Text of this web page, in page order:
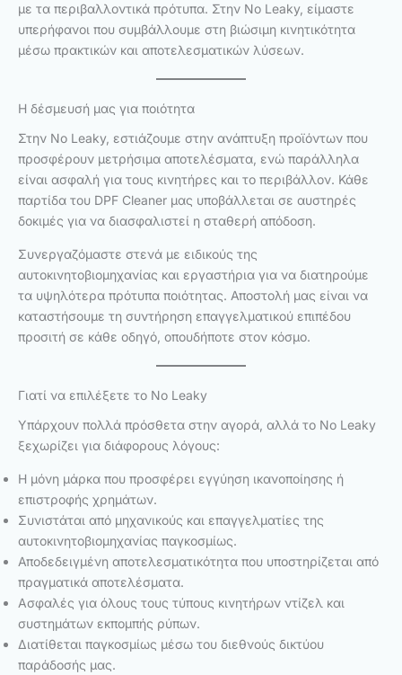
με τα περιβαλλοντικά πρότυπα. Στην No Leaky, είμαστε
υπερήφανοι που συμβάλλουμε στη βιώσιμη κινητικότητα
μέσω πρακτικών και αποτελεσματικών λύσεων.
Η δέσμευσή μας για ποιότητα
Στην No Leaky, εστιάζουμε στην ανάπτυξη προϊόντων που
προσφέρουν μετρήσιμα αποτελέσματα, ενώ παράλληλα
είναι ασφαλή για τους κινητήρες και το περιβάλλον. Κάθε
παρτίδα του DPF Cleaner μας υποβάλλεται σε αυστηρές
δοκιμές για να διασφαλιστεί η σταθερή απόδοση.
Συνεργαζόμαστε στενά με ειδικούς της
αυτοκινητοβιομηχανίας και εργαστήρια για να διατηρούμε
τα υψηλότερα πρότυπα ποιότητας. Αποστολή μας είναι να
καταστήσουμε τη συντήρηση επαγγελματικού επιπέδου
προσιτή σε κάθε οδηγό, οπουδήποτε στον κόσμο.
Γιατί να επιλέξετε το No Leaky
Υπάρχουν πολλά πρόσθετα στην αγορά, αλλά το No Leaky
ξεχωρίζει για διάφορους λόγους:
Η μόνη μάρκα που προσφέρει εγγύηση ικανοποίησης ή
επιστροφής χρημάτων.
Συνιστάται από μηχανικούς και επαγγελματίες της
αυτοκινητοβιομηχανίας παγκοσμίως.
Αποδεδειγμένη αποτελεσματικότητα που υποστηρίζεται από
πραγματικά αποτελέσματα.
Ασφαλές για όλους τους τύπους κινητήρων ντίζελ και
συστημάτων εκπομπής ρύπων.
Διατίθεται παγκοσμίως μέσω του διεθνούς δικτύου
παράδοσής μας.